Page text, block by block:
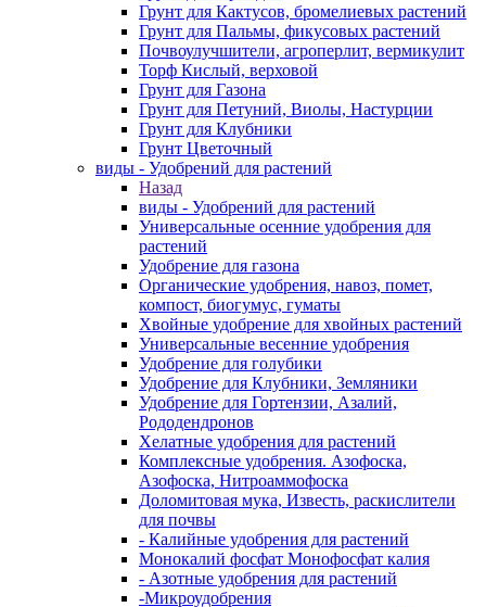
Грунт для Кактусов, бромелиевых растений
Грунт для Пальмы, фикусовых растений
Почвоулучшители, агроперлит, вермикулит
Торф Кислый, верховой
Грунт для Газона
Грунт для Петуний, Виолы, Настурции
Грунт для Клубники
Грунт Цветочный
виды - Удобрений для растений
Назад
виды - Удобрений для растений
Универсальные осенние удобрения для
растений
Удобрение для газона
Органические удобрения, навоз, помет,
компост, биогумус, гуматы
Хвойные удобрение для хвойных растений
Универсальные весенние удобрения
Удобрение для голубики
Удобрение для Клубники, Земляники
Удобрение для Гортензии, Азалий,
Рододендронов
Хелатные удобрения для растений
Комплексные удобрения. Азофоска,
Азофоска, Нитроаммофоска
Доломитовая мука, Известь, раскислители
для почвы
- Калийные удобрения для растений
Монокалий фосфат Монофосфат калия
- Азотные удобрения для растений
-Микроудобрения